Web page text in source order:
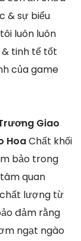
& sự biểu
luôn luôn
tinh tế tốt
của game
Giao
HoaChất khối
bảo trong
quan
lượng từ
đảm rằng
ngạt ngào